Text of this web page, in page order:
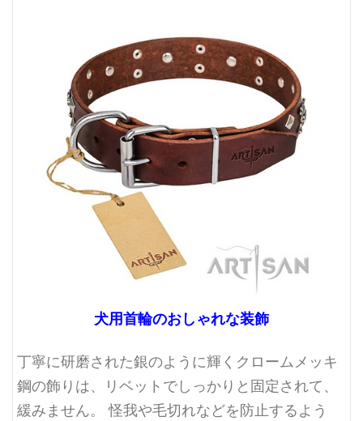
犬用首輪のおしゃれな装飾
丁寧に研磨された銀のように輝くクロームメッキ
鋼の飾りは、リベットでしっかりと固定されて、
緩みません。 怪我や毛切れなどを防止するよう